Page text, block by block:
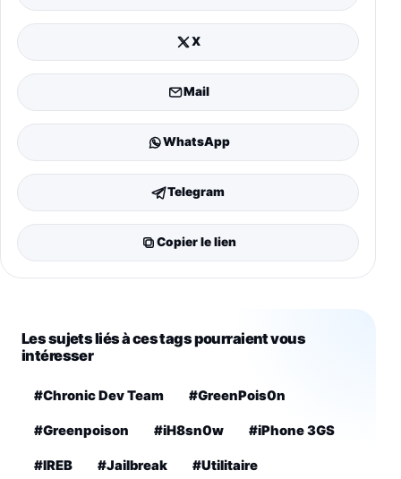
X
Mail
WhatsApp
Telegram
Copier le lien
Les sujets liés à ces tags pourraient vous
intéresser
#Chronic Dev Team #GreenPois0n
#Greenpoison #iH8sn0w #iPhone 3GS
#IREB #Jailbreak #Utilitaire